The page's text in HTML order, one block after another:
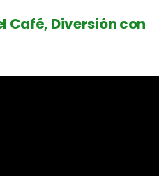
Café, Diversión con